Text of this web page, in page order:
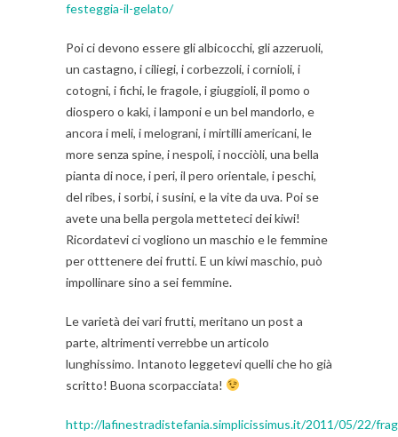
festeggia-il-gelato/
Poi ci devono essere gli albicocchi, gli azzeruoli,
un castagno, i ciliegi, i corbezzoli, i cornioli, i
cotogni, i fichi, le fragole, i giuggioli, il pomo o
diospero o kaki, i lamponi e un bel mandorlo, e
ancora i meli, i melograni, i mirtilli americani, le
more senza spine, i nespoli, i nocciòli, una bella
pianta di noce, i peri, il pero orientale, i peschi,
del ribes, i sorbi, i susini, e la vite da uva. Poi se
avete una bella pergola metteteci dei kiwi!
Ricordatevi ci vogliono un maschio e le femmine
per otttenere dei frutti. E un kiwi maschio, può
impollinare sino a sei femmine.
Le varietà dei vari frutti, meritano un post a
parte, altrimenti verrebbe un articolo
lunghissimo. Intanoto leggetevi quelli che ho già
scritto! Buona scorpacciata!
http://lafinestradistefania.simplicissimus.it/2011/05/22/